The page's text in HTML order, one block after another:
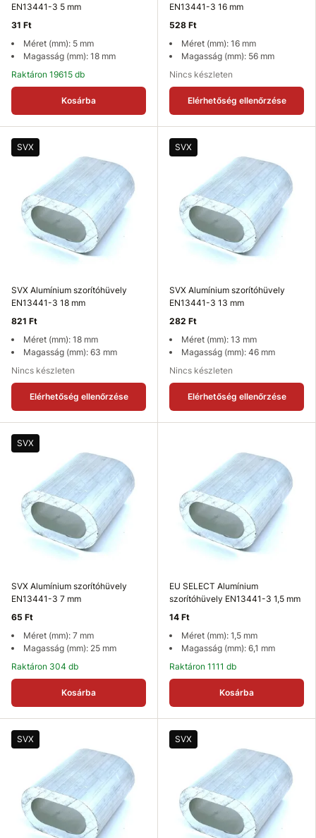
EN13441-3 5 mm
31 Ft
Méret (mm): 5 mm
Magasság (mm): 18 mm
Raktáron 19615 db
Kosárba
EN13441-3 16 mm
528 Ft
Méret (mm): 16 mm
Magasság (mm): 56 mm
Nincs készleten
Elérhetőség ellenőrzése
SVX
SVX Alumínium szorítóhüvely
EN13441-3 18 mm
821 Ft
Méret (mm): 18 mm
Magasság (mm): 63 mm
Nincs készleten
Elérhetőség ellenőrzése
SVX
SVX Alumínium szorítóhüvely
EN13441-3 13 mm
282 Ft
Méret (mm): 13 mm
Magasság (mm): 46 mm
Nincs készleten
Elérhetőség ellenőrzése
SVX
SVX Alumínium szorítóhüvely
EN13441-3 7 mm
65 Ft
Méret (mm): 7 mm
Magasság (mm): 25 mm
Raktáron 304 db
Kosárba
EU SELECT Alumínium
szorítóhüvely EN13441-3 1,5 mm
14 Ft
Méret (mm): 1,5 mm
Magasság (mm): 6,1 mm
Raktáron 1111 db
Kosárba
SVX SVX